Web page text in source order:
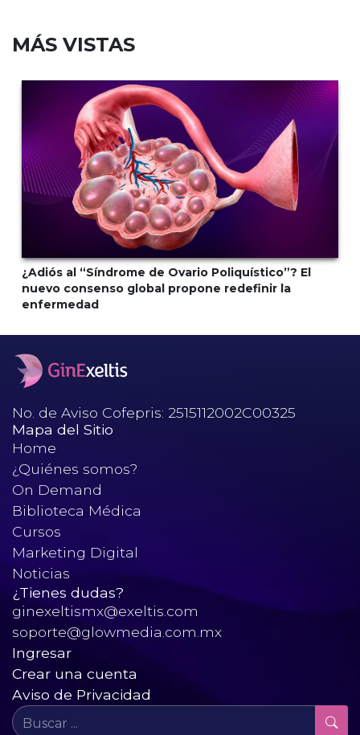
MÁS VISTAS
¿Adiós al “Síndrome de Ovario Poliquístico”? El
nuevo consenso global propone redefinir la
enfermedad
No. de Aviso Cofepris: 2515112002C00325
Mapa del Sitio
Home
¿Quiénes somos?
On Demand
Biblioteca Médica
Cursos
Marketing Digital
Noticias
¿Tienes dudas?
ginexeltismx@exeltis.com
soporte@glowmedia.com.mx
Ingresar
Crear una cuenta
Aviso de Privacidad